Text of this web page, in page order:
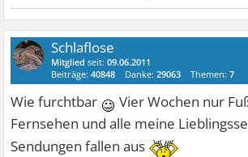
Schlaflose
Mitglied seit:09.06.2011
Beiträge:40848 Danke:29063 Themen:7
Wie furchtbar
Vier Wochen nur
Fernsehen und alle meine
Sendungen fallen aus